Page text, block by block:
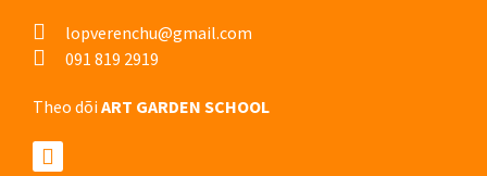
lopverenchu@gmail.com
091 819 2919
Theo dõi ART GARDEN SCHOOL